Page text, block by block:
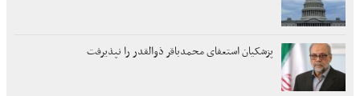
پزشکیان استعفای محمدباقر ذوالقدر را نپذیرفت